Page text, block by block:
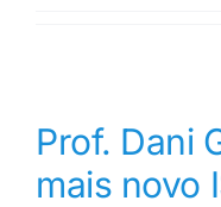
Prof. Dani
mais novo